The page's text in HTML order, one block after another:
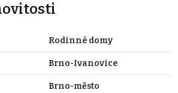
Rodinné domy
Brno-Ivanovice
Brno-město